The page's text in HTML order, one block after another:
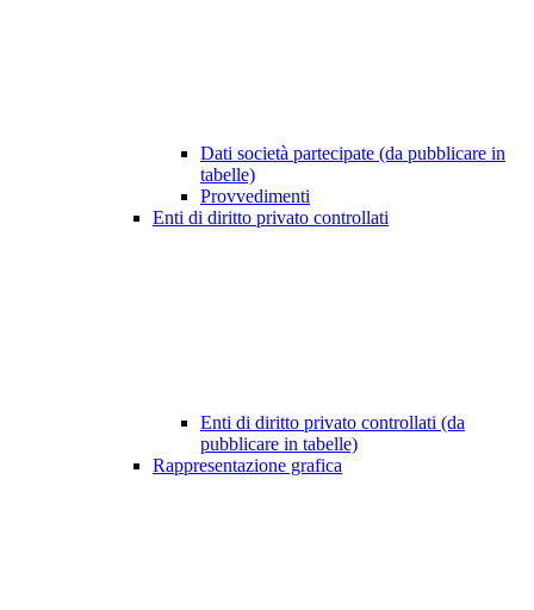
Dati società partecipate (da pubblicare in
tabelle)
Provvedimenti
Enti di diritto privato controllati
Enti di diritto privato controllati (da
pubblicare in tabelle)
Rappresentazione grafica